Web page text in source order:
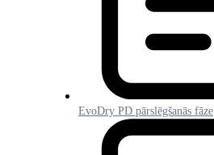
EvoDry PD pārslēgšanās fāze